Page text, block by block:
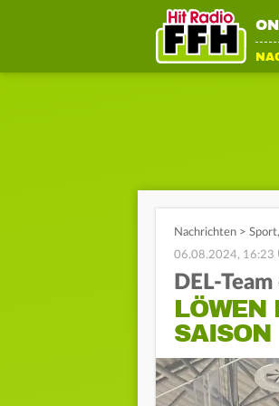
Nachrichten > Sport,
06.08.2024, 16:23
DEL-
LÖWEN
SAISON